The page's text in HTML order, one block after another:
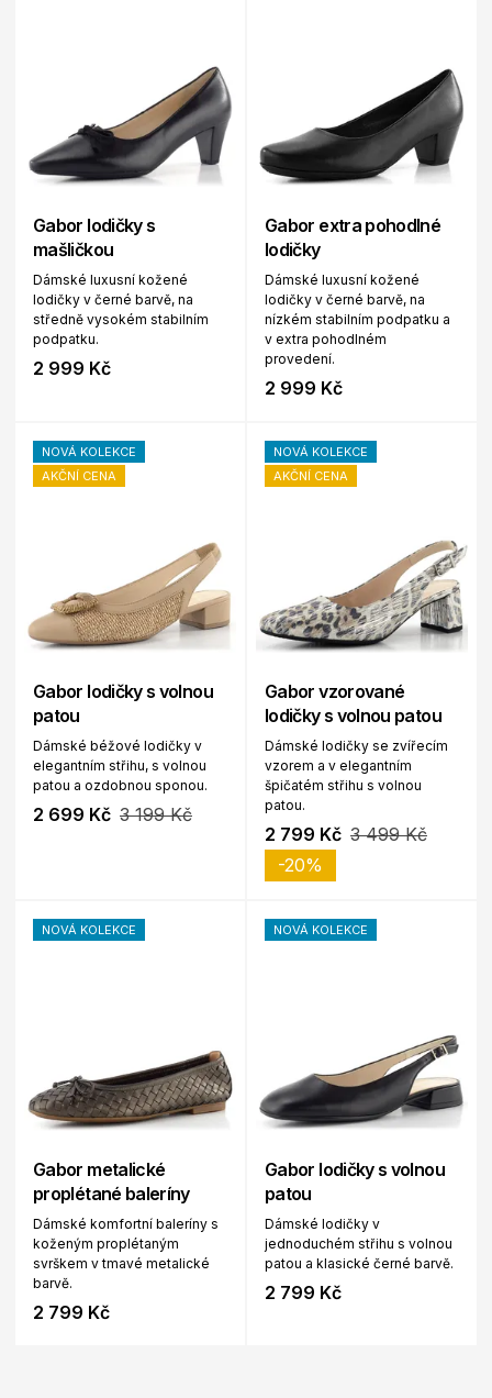
Gabor lodičky s
mašličkou
Dámské luxusní kožené
lodičky v černé barvě, na
středně vysokém stabilním
podpatku.
2 999 Kč
Gabor extra pohodlné
lodičky
Dámské luxusní kožené
lodičky v černé barvě, na
nízkém stabilním podpatku a
v extra pohodlném
provedení.
2 999 Kč
NOVÁ KOLEKCE
AKČNÍ CENA
Gabor lodičky s volnou
patou
Dámské béžové lodičky v
elegantním střihu, s volnou
patou a ozdobnou sponou.
2 699 Kč 3 199 Kč
NOVÁ KOLEKCE
AKČNÍ CENA
Gabor vzorované
lodičky s volnou patou
Dámské lodičky se zvířecím
vzorem a v elegantním
špičatém střihu s volnou
patou.
2 799 Kč 3 499 Kč
-20%
NOVÁ KOLEKCE
Gabor metalické
proplétané baleríny
Dámské komfortní baleríny s
koženým proplétaným
svrškem v tmavé metalické
barvě.
2 799 Kč
NOVÁ KOLEKCE
Gabor lodičky s volnou
patou
Dámské lodičky v
jednoduchém střihu s volnou
patou a klasické černé barvě.
2 799 Kč